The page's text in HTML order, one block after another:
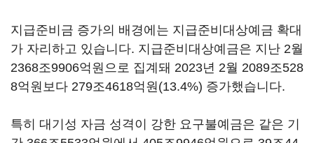
지급준비금 증가의 배경에는 지급준비대상예금 확대
가 자리하고 있습니다. 지급준비대상예금은 지난 2월
2368조9906억원으로 집계돼 2023년 2월 2089조528
8억원보다 279조4618억원(13.4%) 증가했습니다.
특히 대기성 자금 성격이 강한 요구불예금은 같은 기